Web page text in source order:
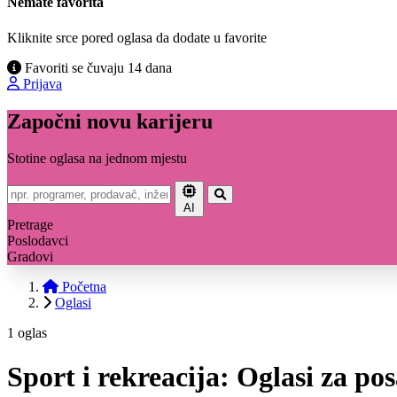
Kliknite srce pored oglasa da dodate u favorite
Favoriti se čuvaju 14 dana
Prijava
Započni novu karijeru
Stotine oglasa na jednom mjestu
AI
Pretrage
Poslodavci
Gradovi
Početna
Oglasi
1 oglas
Sport i rekreacija: Oglasi za